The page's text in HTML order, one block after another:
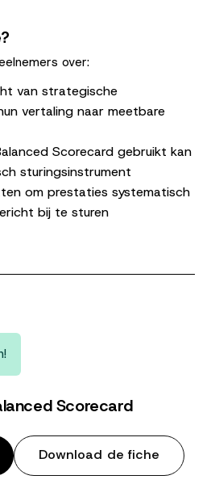
over:
van strategische
vertaling naar meetbare
Scorecard gebruikt kan
sturingsinstrument
om prestaties systematisch
bij te sturen
Scorecard
Download de fiche